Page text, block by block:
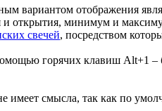
вариантом отображения
открытия, минимум и
свечей, посредством
горячих клавиш Alt+1
имеет смысла, так как по